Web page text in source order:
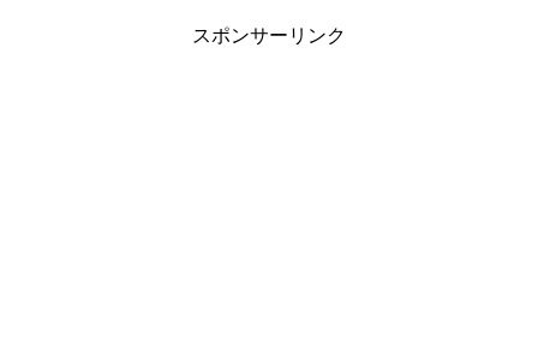
スポンサーリンク